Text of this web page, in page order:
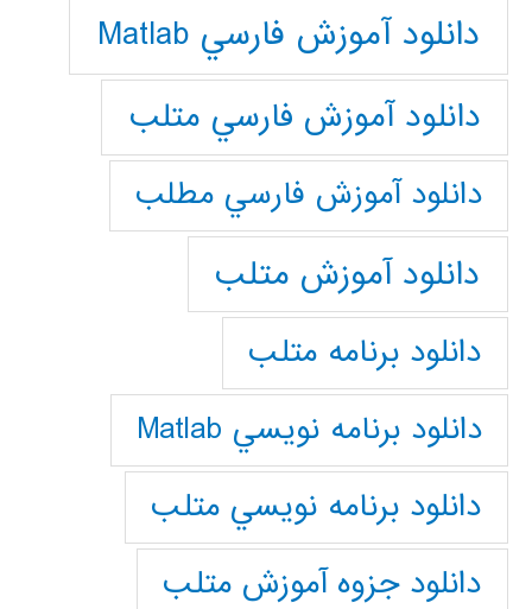
دانلود آموزش فارسي Matlab
دانلود آموزش فارسي متلب
دانلود آموزش فارسي مطلب
دانلود آموزش متلب
دانلود برنامه متلب
دانلود برنامه نويسي Matlab
دانلود برنامه نويسي متلب
دانلود جزوه آموزش متلب